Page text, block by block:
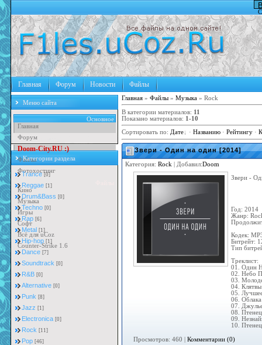
Файлы
Новости
Форум
Главная
Меню сайта
Основное
Главная
Форум
Doom-City.RU :)
Файлы
Фотохостинг
Кино
Музыка
Игры
Софт
Всё для uCoz
Counter-Strike 1.6
Категории раздела
Trance [0]
Reggae [1]
Drum&Bass [0]
Techno [0]
Rap [6]
Metal [1]
Hip-hop [1]
Dance [7]
Soundtrack [0]
R&B [0]
Alternative [0]
Punk [8]
Jazz [1]
Electronica [0]
Rock [11]
Pop [46]
Главная » Файлы » Музыка » Rock
В категории материалов: 11
Показано материалов: 1-10
Сортировать по: Дате · Названию · Рейтингу ·
Звери - Один на один [2014]
Категория: Rock | Добавил:Doom
Звери -
Год: 2014
Жанр:
Кодек:
Битрейт:
Тип
Треклист:
01. Один
02. Небо
03.
04. Клятвы
05.
06.
07.
08. Птенец
09.
10.
Просмотров: 460 | Комментарии (0)